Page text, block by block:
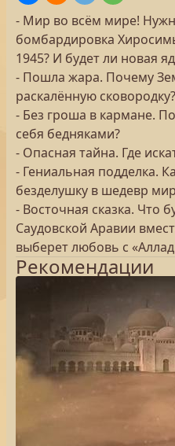
- Мир во всём мире!
бомбардировка
1945? И будет ли новая
- Пошла жара. Почему
раскалённую сковородку?
- Без гроша в кармане.
себя бедняками?
- Опасная тайна. Где
- Гениальная подделка.
безделушку в шедевр
- Восточная сказка. Что
Саудовской Аравии
выберет любовь с
Рекомендации